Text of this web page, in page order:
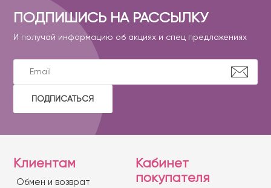
ПОДПИШИСЬ НА РАССЫЛКУ
И получай информацию об акциях и спец предложениях
ПОДПИСАТЬСЯ
Клиентам
Обмен и возврат
Кабинет
покупателя